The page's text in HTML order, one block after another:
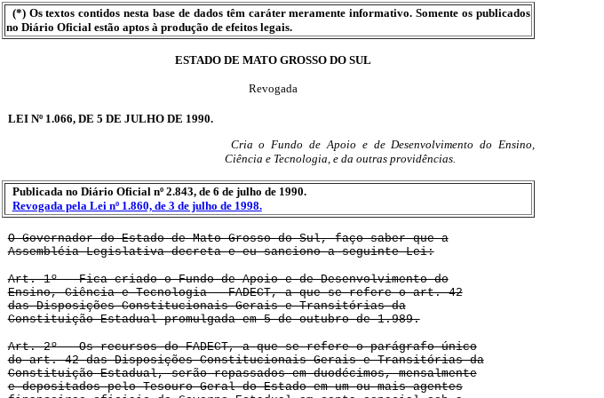
(*) Os textos contidos nesta base de dados têm caráter meramente informativo. Somente os publicados
no Diário Oficial estão aptos à produção de efeitos legais.
ESTADO DE MATO GROSSO DO SUL
Revogada
LEI Nº 1.066, DE 5 DE JULHO DE 1990.
Cria o Fundo de Apoio e de Desenvolvimento do Ensino,
Ciência e Tecnologia, e da outras providências.
Publicada no Diário Oficial nº 2.843, de 6 de julho de 1990.
Revogada pela Lei nº 1.860, de 3 de julho de 1998.
O Governador do Estado de Mato Grosso do Sul, faço saber que a
Assembléia Legislativa decreta e eu sanciono a seguinte Lei:
Art. 1º - Fica criado o Fundo de Apoio e de Desenvolvimento do
Ensino, Ciência e Tecnologia - FADECT, a que se refere o art. 42
das Disposições Constitucionais Gerais e Transitórias da
Constituição Estadual promulgada em 5 de outubro de 1.989.
Art. 2º - Os recursos do FADECT, a que se refere o parágrafo único
do art. 42 das Disposições Constitucionais Gerais e Transitórias da
Constituição Estadual, serão repassados em duodécimos, mensalmente
e depositados pelo Tesouro Geral do Estado em um ou mais agentes